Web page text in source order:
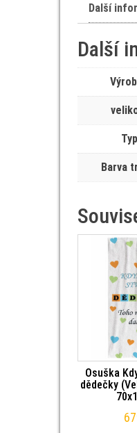
Další
Další
Typ
Barva
Osuška
dědečky